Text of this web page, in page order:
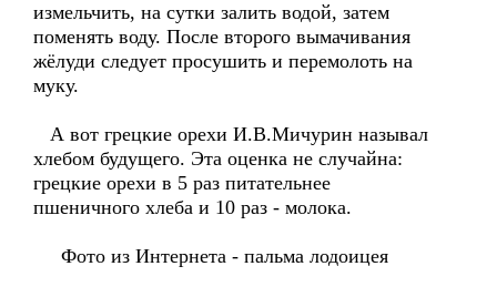
измельчить, на сутки залить водой, затем
поменять воду. После второго вымачивания
жёлуди следует просушить и перемолоть на
муку.
А вот грецкие орехи И.В.Мичурин называл
хлебом будущего. Эта оценка не случайна:
грецкие орехи в 5 раз питательнее
пшеничного хлеба и 10 раз - молока.
Фото из Интернета - пальма лодоицея